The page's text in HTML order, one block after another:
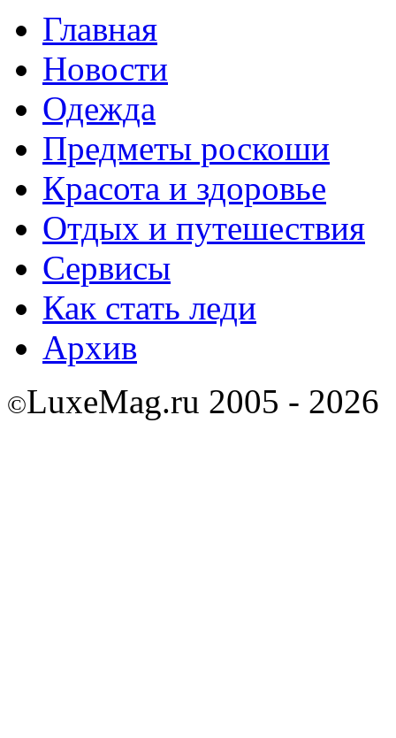
Главная
Новости
Одежда
Предметы роскоши
Красота и здоровье
Отдых и путешествия
Сервисы
Как стать леди
Архив
©LuxeMag.ru 2005 - 2026